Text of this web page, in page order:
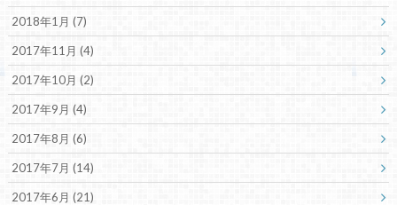
2018年1月 (7)
2017年11月 (4)
2017年10月 (2)
2017年9月 (4)
2017年8月 (6)
2017年7月 (14)
2017年6月 (21)